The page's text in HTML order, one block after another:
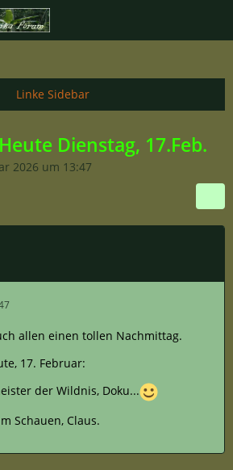
Dienstag, 17.Feb.
2026 um 13:47
allen einen tollen Nachmittag.
17. Februar:
der Wildnis, Doku...
Schauen, Claus.